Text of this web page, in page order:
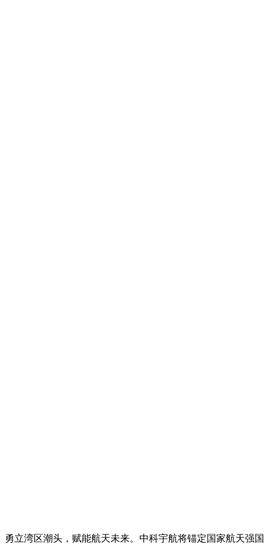
勇立湾区潮头，赋能航天未来。中科宇航将锚定国家航天强国